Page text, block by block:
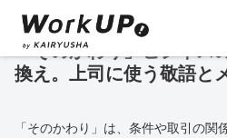
「そのかわり」ビジネス
換え。上司に使う敬語と
「そのかわり」は、条件や取引の